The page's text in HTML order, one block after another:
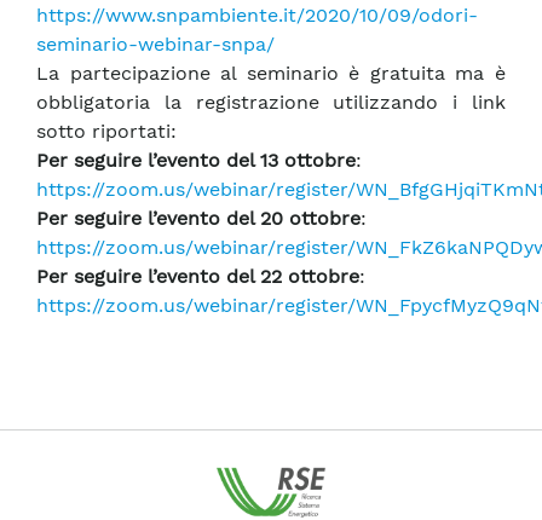
https://www.snpambiente.it/2020/10/09/odori-
seminario-webinar-snpa/
La partecipazione al seminario è gratuita ma è
obbligatoria la registrazione utilizzando i link
sotto riportati:
Per seguire l’evento del 13 ottobre:
https://zoom.us/webinar/register/
Per seguire l’evento del 20 ottobre:
https://zoom.us/webinar/register/
Per seguire l’evento del 22 ottobre:
https://zoom.us/webinar/register/